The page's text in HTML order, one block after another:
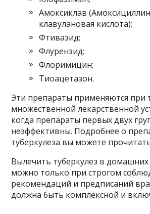
Амоксиклав
клавулановая кислота);
Фтивазид;
Флурензид;
Флоримицин;
Тиоацетазон.
Эти препараты применяются при
множественной лекарственной
когда препараты первых двух
неэффективны. Подробнее о
туберкулеза вы можете
Вылечить туберкулез в домашних
можно только при строгом
рекомендаций и предписаний
должна быть комплексной и